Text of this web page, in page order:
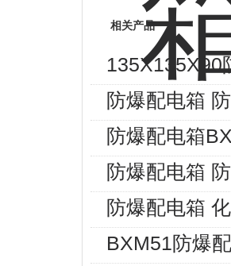
相关产品
135X135X90
防爆配电箱
防爆配电箱
防爆配电箱
防爆配电箱
BXM51防爆